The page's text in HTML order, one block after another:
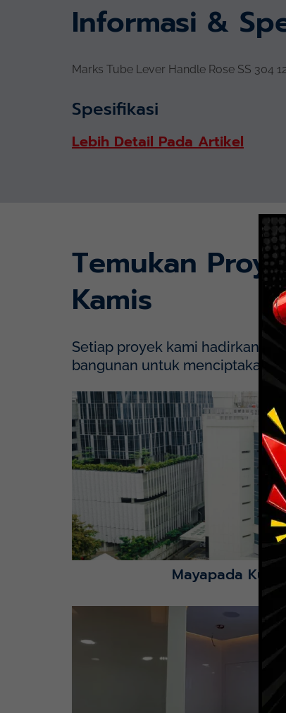
Informasi &
Marks Tube Lever Handle Rose SS 304
Spesifikasi
Lebih Detail Pada Artikel
Temukan
Kamis
Setiap proyek kami hadirkan
bangunan untuk menciptakan
Mayapada Hospital Kuningan
Lihat Detail Proyek
Mayapada